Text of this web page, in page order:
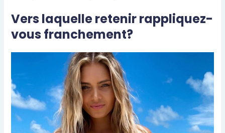
Vers laquelle retenir rappliquez-
vous franchement?